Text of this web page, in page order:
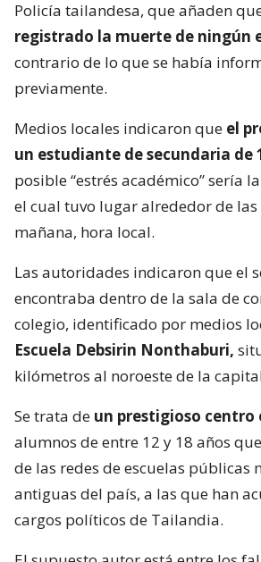
Policía tailandesa, que añaden
registrado la muerte de ningún
contrario de lo que se había
previamente.
Medios locales indicaron que el
un estudiante de secundaria de
posible “estrés académico” sería
el cual tuvo lugar alrededor de las
mañana, hora local.
Las autoridades indicaron que el
encontraba dentro de la sala de
colegio, identificado por medios
Escuela Debsirin Nonthaburi,
kilómetros al noroeste de la
Se trata de un prestigioso centro
alumnos de entre 12 y 18 años
de las redes de escuelas públicas
antiguas del país, a las que han
cargos políticos de Tailandia.